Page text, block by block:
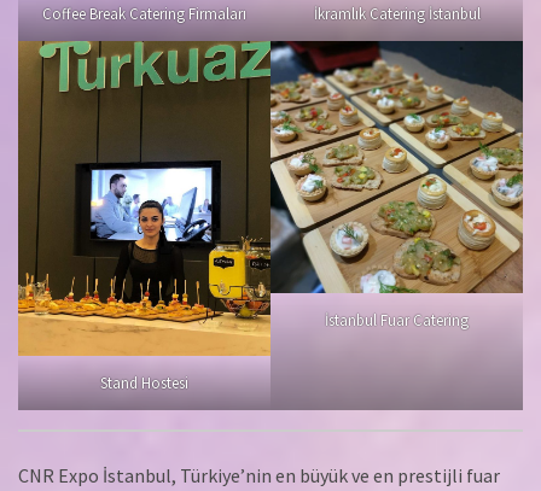
Coffee Break Catering Firmaları İkramlık Catering İstanbul
Stand Hostesi
İstanbul Fuar Catering
CNR Expo İstanbul, Türkiye’nin en büyük ve en prestijli fuar